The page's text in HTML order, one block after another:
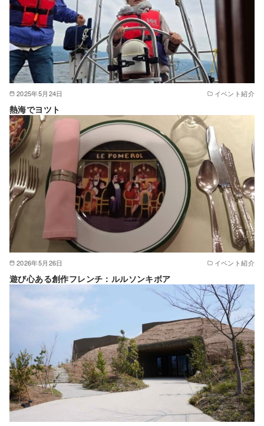
2025年5月24日 イベント紹介
熱海でヨツト
2026年5月26日 イベント紹介
遊び心ある創作フレンチ：ルルソンキボア